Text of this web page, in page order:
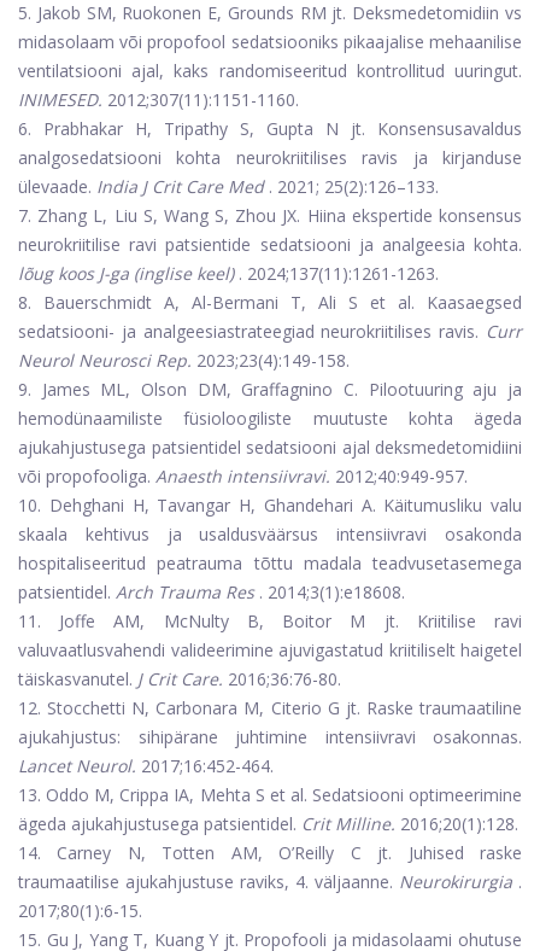
5. Jakob SM, Ruokonen E, Grounds RM jt. Deksmedetomidiin vs
midasolaam või propofool sedatsiooniks pikaajalise mehaanilise
ventilatsiooni ajal, kaks randomiseeritud kontrollitud uuringut.
INIMESED. 2012;307(11):1151-1160.
6. Prabhakar H, Tripathy S, Gupta N jt. Konsensusavaldus
analgosedatsiooni kohta neurokriitilises ravis ja kirjanduse
ülevaade. India J Crit Care Med. 2021; 25(2):126–133.
7. Zhang L, Liu S, Wang S, Zhou JX. Hiina ekspertide konsensus
neurokriitilise ravi patsientide sedatsiooni ja analgeesia kohta.
lõug koos J-ga (inglise keel). 2024;137(11):1261-1263.
8. Bauerschmidt A, Al-Bermani T, Ali S et al. Kaasaegsed
sedatsiooni- ja analgeesiastrateegiad neurokriitilises ravis. Curr
Neurol Neurosci Rep. 2023;23(4):149-158.
9. James ML, Olson DM, Graffagnino C. Pilootuuring aju ja
hemodünaamiliste füsioloogiliste muutuste kohta ägeda
ajukahjustusega patsientidel sedatsiooni ajal deksmedetomidiini
või propofooliga. Anaesth intensiivravi. 2012;40:949-957.
10. Dehghani H, Tavangar H, Ghandehari A. Käitumusliku valu
skaala kehtivus ja usaldusväärsus intensiivravi osakonda
hospitaliseeritud peatrauma tõttu madala teadvusetasemega
patsientidel. Arch Trauma Res. 2014;3(1):e18608.
11. Joffe AM, McNulty B, Boitor M jt. Kriitilise ravi
valuvaatlusvahendi valideerimine ajuvigastatud kriitiliselt haigetel
täiskasvanutel. J Crit Care. 2016;36:76-80.
12. Stocchetti N, Carbonara M, Citerio G jt. Raske traumaatiline
ajukahjustus: sihipärane juhtimine intensiivravi osakonnas.
Lancet Neurol. 2017;16:452-464.
13. Oddo M, Crippa IA, Mehta S et al. Sedatsiooni optimeerimine
ägeda ajukahjustusega patsientidel. Crit Milline. 2016;20(1):128.
14. Carney N, Totten AM, O’Reilly C jt. Juhised raske
traumaatilise ajukahjustuse raviks, 4. väljaanne. Neurokirurgia .
2017;80(1):6-15.
15. Gu J, Yang T, Kuang Y jt. Propofooli ja midasolaami ohutuse